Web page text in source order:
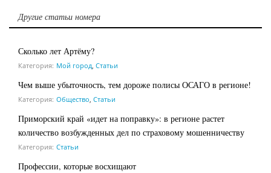
Другие статьи номера
Сколько лет Артёму?
Категория: Мой город, Статьи
Чем выше убыточность, тем дороже полисы ОСАГО в регионе!
Категория: Общество, Статьи
Приморский край «идет на поправку»: в регионе растет
количество возбужденных дел по страховому мошенничеству
Категория: Статьи
Профессии, которые восхищают